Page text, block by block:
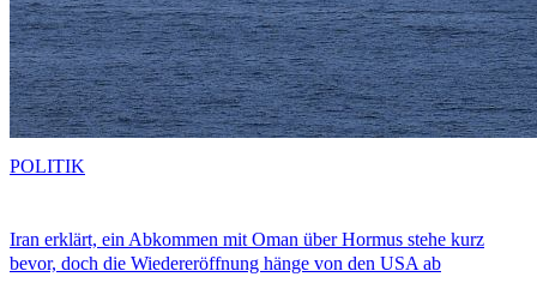
Iran erklärt, ein Abkommen mit Oman über Hormus stehe kurz
bevor, doch die Wiedereröffnung hänge von den USA ab
POLITIK